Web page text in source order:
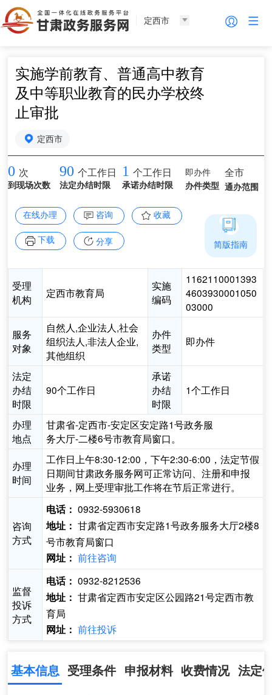
定西市
实施学前教育、普通高中教育
及中等职业教育的民办学校终
止审批
定西市
0 次
到现场次数
90 个工作日
法定办结时限
1 个工作日
承诺办结时限
即办件
办件类型
全市
通办范围
在线办理 咨询 收藏
下载 分享
受理
机构
定西市教育局
实施
编码
1162110001393
4603930001050
03000
服务
对象
自然人,企业法人,社会
组织法人,非法人企业,
其他组织
办件
类型
即办件
法定
办结
时限
90个工作日
承诺
办结
时限
1个工作日
办理
地点
甘肃省-定西市-安定区安定路1号政务服
务大厅-二楼6号市教育局窗口。
办理
时间
工作日上午8:30-12:00，下午2:30-6:00，法定节假
日期间甘肃政务服务网可正常访问、注册和申报
业务，网上受理审批工作将在节后正常进行。
咨询
方式
电话： 0932-5930618
地址： 甘肃省定西市安定路1号政务服务大厅2楼8
号市教育局窗口
网址： 前往咨询
监督
投诉
方式
电话： 0932-8212536
地址： 甘肃省定西市安定区公园路21号定西市教
育局
网址： 前往投诉
简版指南
基本信息 受理条件 申报材料 收费情况 法定